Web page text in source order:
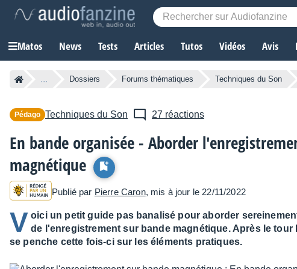
Matos News Tests Articles Tutos Vidéos Avis
... Dossiers Forums thématiques Techniques du Son
Pédago Techniques du Son 27 réactions
En bande organisée - Aborder
magnétique
Publié par Pierre Caron, mis à jour le 22/11/2022
V oici un petit guide pas banalisé pour aborder
de l'enregistrement sur bande magnétique. Après le
se penche cette fois-ci sur les éléments pratiques.